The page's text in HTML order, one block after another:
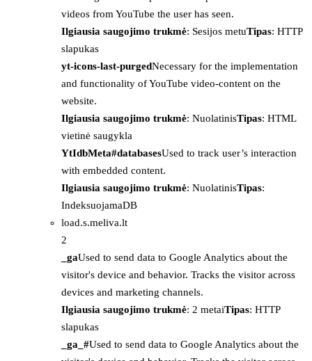
videos from YouTube the user has seen.
Ilgiausia saugojimo trukmė: Sesijos metuTipas: HTTP
slapukas
yt-icons-last-purgedNecessary for the implementation
and functionality of YouTube video-content on the
website.
Ilgiausia saugojimo trukmė: NuolatinisTipas: HTML
vietinė saugykla
YtIdbMeta#databasesUsed to track user’s interaction
with embedded content.
Ilgiausia saugojimo trukmė: NuolatinisTipas:
IndeksuojamaDB
load.s.meliva.lt
2
_gaUsed to send data to Google Analytics about the
visitor's device and behavior. Tracks the visitor across
devices and marketing channels.
Ilgiausia saugojimo trukmė: 2 metaiTipas: HTTP
slapukas
_ga_#Used to send data to Google Analytics about the